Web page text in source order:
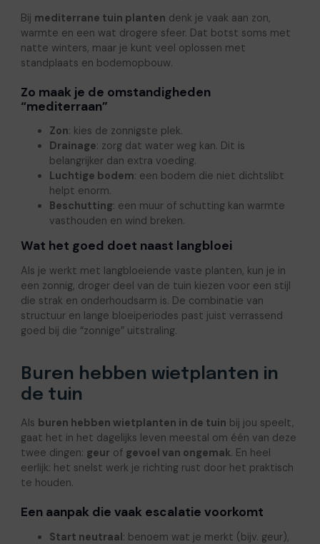
Bij mediterrane tuin planten denk je vaak aan zon,
warmte en een wat drogere sfeer. Dat botst soms met
natte winters, maar je kunt veel oplossen met
standplaats en bodemopbouw.
Zo maak je de omstandigheden
“mediterraan”
Zon: kies de zonnigste plek.
Drainage: zorg dat water weg kan. Dit is
belangrijker dan extra voeding.
Luchtige bodem: een bodem die niet dichtslibt
helpt enorm.
Beschutting: een muur of schutting kan warmte
vasthouden en wind breken.
Wat het goed doet naast langbloei
Als je werkt met langbloeiende vaste planten, kun je in
een zonnig, droger deel van de tuin kiezen voor een stijl
die strak en onderhoudsarm is. De combinatie van
structuur en lange bloeiperiodes past juist verrassend
goed bij die “zonnige” uitstraling.
Buren hebben wietplanten in
de tuin
Als buren hebben wietplanten in de tuin bij jou speelt,
gaat het in het dagelijks leven meestal om één van deze
twee dingen: geur of gevoel van ongemak. En heel
eerlijk: het snelst werk je richting rust door het praktisch
te houden.
Een aanpak die vaak escalatie voorkomt
Start neutraal: benoem wat je merkt (bijv. geur),